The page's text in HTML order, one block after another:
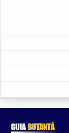
GUIABUTANTÃ